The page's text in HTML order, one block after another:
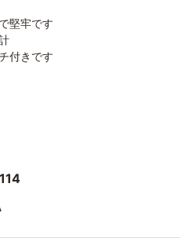
堅牢です
付きです